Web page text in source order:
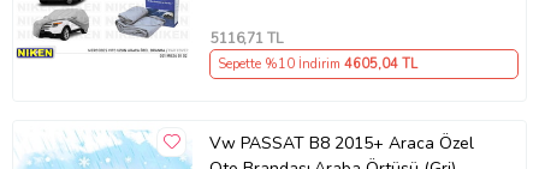
5116,71 TL
Sepette %10 İndirim 4605,04 TL
Vw PASSAT B8 2015+ Araca Özel